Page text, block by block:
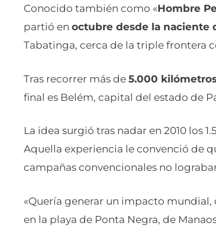
Conocido también como «Hombre
partió en octubre desde la naciente
Tabatinga, cerca de la triple frontera
Tras recorrer más de 5.000
final es Belém, capital del estado de
La idea surgió tras nadar en 2010 los
Aquella experiencia le convenció de
campañas convencionales no
«Quería generar un impacto mundial,
en la playa de Ponta Negra, de